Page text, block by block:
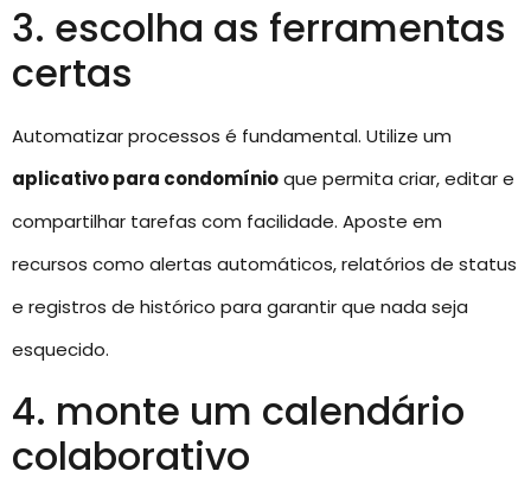
3. escolha as ferramentas
certas
Automatizar processos é fundamental. Utilize um
aplicativo para condomínioque permita criar, editar e
compartilhar tarefas com facilidade. Aposte em
recursos como alertas automáticos, relatórios de status
e registros de histórico para garantir que nada seja
esquecido.
4. monte um calendário
colaborativo